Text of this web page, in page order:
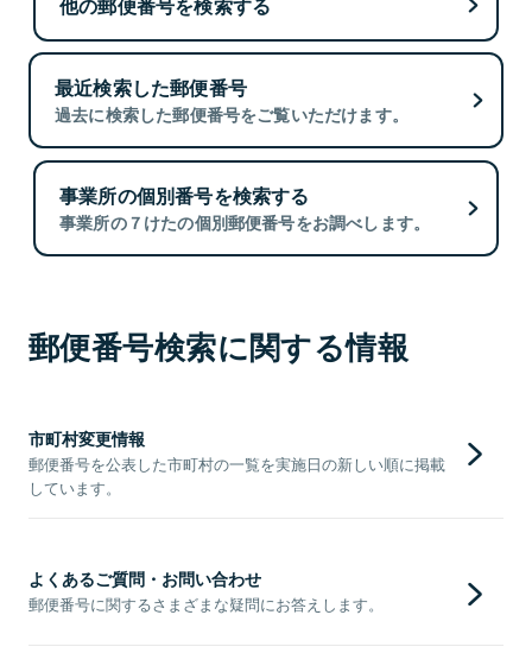
最近検索した郵便番号
過去に検索した郵便番号をご覧いただけます。
事業所の個別番号を検索する
事業所の７けたの個別郵便番号をお調べします。
郵便番号検索に関する情報
市町村変更情報
郵便番号を公表した市町村の一覧を実施日の新しい順に掲載
しています。
よくあるご質問・お問い合わせ
郵便番号に関するさまざまな疑問にお答えします。